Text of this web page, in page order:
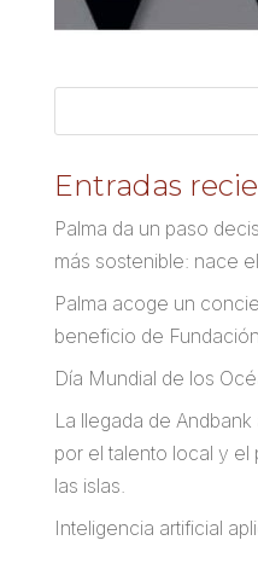
Entradas
Palma da un paso
más sostenible: nace
Palma acoge un
beneficio de
Día Mundial de los
La llegada de
por el talento local y
las islas.
Inteligencia artificial